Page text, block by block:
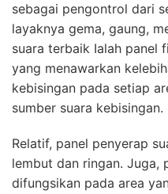
sebagai pengontrol dari
layaknya gema, gaung,
suara terbaik Ialah panel
yang menawarkan
kebisingan pada setiap
sumber suara kebisingan.
Relatif, panel penyerap
lembut dan ringan. Juga,
difungsikan pada area